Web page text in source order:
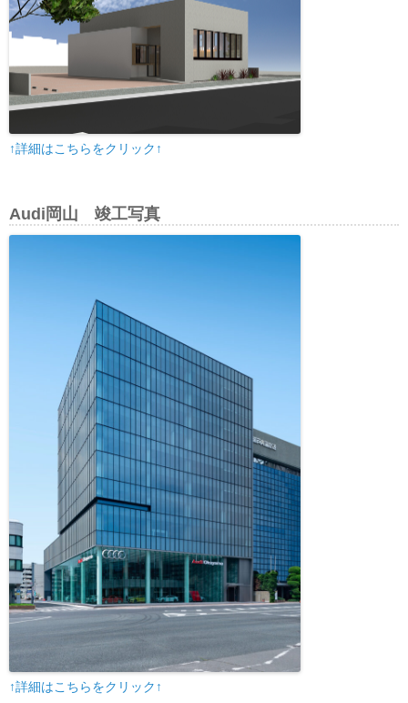
↑詳細はこちらをクリック↑
Audi岡山 竣工写真
↑詳細はこちらをクリック↑